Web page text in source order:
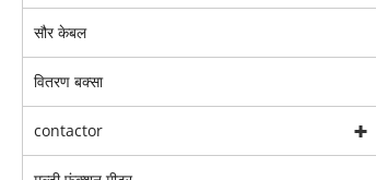
सौर केबल
वितरण बक्सा
contactor